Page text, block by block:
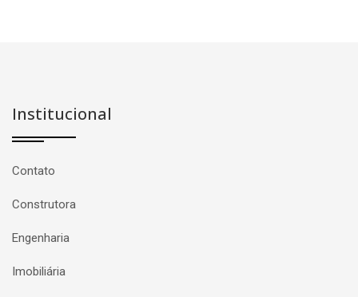
Institucional
Contato
Construtora
Engenharia
Imobiliária